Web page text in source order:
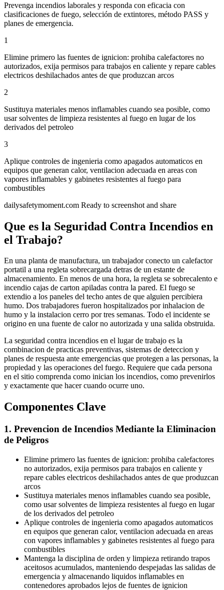
Prevenga incendios laborales y responda con eficacia con
clasificaciones de fuego, selección de extintores, método PASS y
planes de emergencia.
1
Elimine primero las fuentes de ignicion: prohiba calefactores no
autorizados, exija permisos para trabajos en caliente y repare cables
electricos deshilachados antes de que produzcan arcos
2
Sustituya materiales menos inflamables cuando sea posible, como
usar solventes de limpieza resistentes al fuego en lugar de los
derivados del petroleo
3
Aplique controles de ingenieria como apagados automaticos en
equipos que generan calor, ventilacion adecuada en areas con
vapores inflamables y gabinetes resistentes al fuego para
combustibles
dailysafetymoment.com Ready to screenshot and share
Que es la Seguridad Contra Incendios en
el Trabajo?
En una planta de manufactura, un trabajador conecto un calefactor
portatil a una regleta sobrecargada detras de un estante de
almacenamiento. En menos de una hora, la regleta se sobrecalento e
incendio cajas de carton apiladas contra la pared. El fuego se
extendio a los paneles del techo antes de que alguien percibiera
humo. Dos trabajadores fueron hospitalizados por inhalacion de
humo y la instalacion cerro por tres semanas. Todo el incidente se
origino en una fuente de calor no autorizada y una salida obstruida.
La seguridad contra incendios en el lugar de trabajo es la
combinacion de practicas preventivas, sistemas de deteccion y
planes de respuesta ante emergencias que protegen a las personas, la
propiedad y las operaciones del fuego. Requiere que cada persona
en el sitio comprenda como inician los incendios, como prevenirlos
y exactamente que hacer cuando ocurre uno.
Componentes Clave
1. Prevencion de Incendios Mediante la Eliminacion
de Peligros
Elimine primero las fuentes de ignicion: prohiba calefactores
no autorizados, exija permisos para trabajos en caliente y
repare cables electricos deshilachados antes de que produzcan
arcos
Sustituya materiales menos inflamables cuando sea posible,
como usar solventes de limpieza resistentes al fuego en lugar
de los derivados del petroleo
Aplique controles de ingenieria como apagados automaticos
en equipos que generan calor, ventilacion adecuada en areas
con vapores inflamables y gabinetes resistentes al fuego para
combustibles
Mantenga la disciplina de orden y limpieza retirando trapos
aceitosos acumulados, manteniendo despejadas las salidas de
emergencia y almacenando liquidos inflamables en
contenedores aprobados lejos de fuentes de ignicion